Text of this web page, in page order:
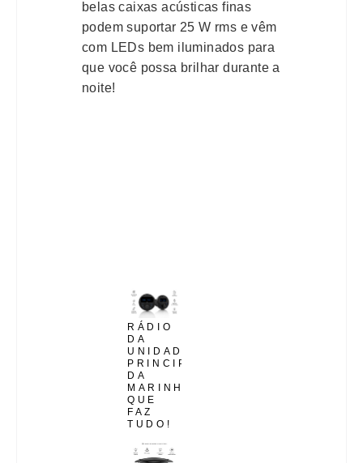
belas caixas acústicas finas
podem suportar 25 W rms e vêm
com LEDs bem iluminados para
que você possa brilhar durante a
noite!
RÁDIO
DA
UNIDADE
PRINCIPAL
DA
MARINHA
QUE
FAZ
TUDO!